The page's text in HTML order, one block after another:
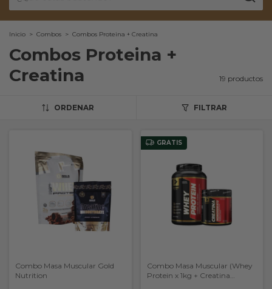
Inicio > Combos > Combos Proteina + Creatina
Combos Proteina +
Creatina
19 productos
ORDENAR FILTRAR
Combo Masa Muscular Gold
Nutrition
GRATIS
Combo Masa Muscular (Whey
Protein x 1kg + Creatina